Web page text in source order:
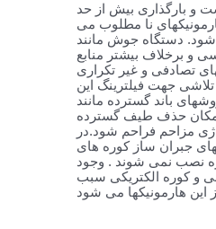
بارگذاری بیش از حد
نا مطلوب می
دستگاه جوش مانند
و برخلاف بیشتر منابع
تصادفی و غیر تکراری
تلاشی جهت فیلترینگ این
باند گسترده مانند
امکان حذف طیف گسترده
مزاحم فراحم شود.در
جبران ساز کوره های
نصب نمی شوند . وجود
و کوره الکتریکی سبب